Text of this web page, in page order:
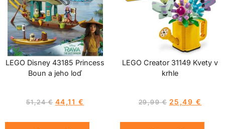
LEGO Disney 43185 Princess
Boun a jeho loď
51,24€ 44,11 €
LEGO Creator 31149 Kvety v
krhle
29,99€ 25,49 €